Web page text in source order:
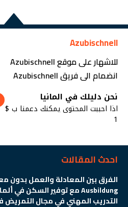
Azubischnell
للاشهار على موقع Azubischnell
انضمام الى فريق Azubischnell
نحن دليلك في المانيا
اذا احببت المحتوى يمكنك دعمنا ب $
1
احدث المقالات
الفرق بين المعادلة والعمل بدون
Ausbildung مع توفير السكن في ألمانيا
التدريب المهني في مجال التمريض